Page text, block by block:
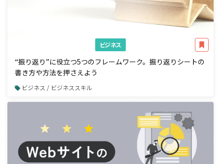
ビジネス
“振り返り”に役立つ5つのフレームワーク。振り返りシートの
書き方や方法を押さえよう
ビジネス / ビジネススキル